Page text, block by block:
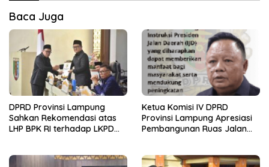
Baca Juga
DPRD Provinsi Lampung
Sahkan Rekomendasi atas
LHP BPK RI terhadap LKPD
2025
Ketua Komisi IV DPRD
Provinsi Lampung Apresiasi
Pembangunan Ruas Jalan